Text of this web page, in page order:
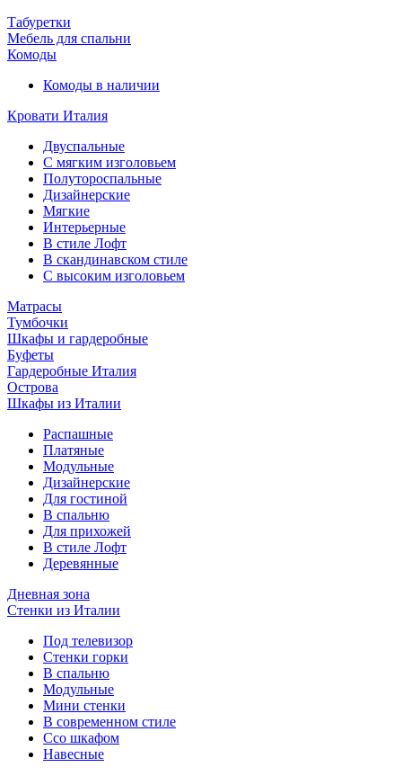
Табуретки
Мебель для спальни
Комоды
Комоды в наличии
Кровати Италия
Двуспальные
С мягким изголовьем
Полутороспальные
Дизайнерские
Мягкие
Интерьерные
В стиле Лофт
В скандинавском стиле
С высоким изголовьем
Матрасы
Тумбочки
Шкафы и гардеробные
Буфеты
Гардеробные Италия
Острова
Шкафы из Италии
Распашные
Платяные
Модульные
Дизайнерские
Для гостиной
В спальню
Для прихожей
В стиле Лофт
Деревянные
Дневная зона
Стенки из Италии
Под телевизор
Стенки горки
В спальню
Модульные
Мини стенки
В современном стиле
Ссо шкафом
Навесные